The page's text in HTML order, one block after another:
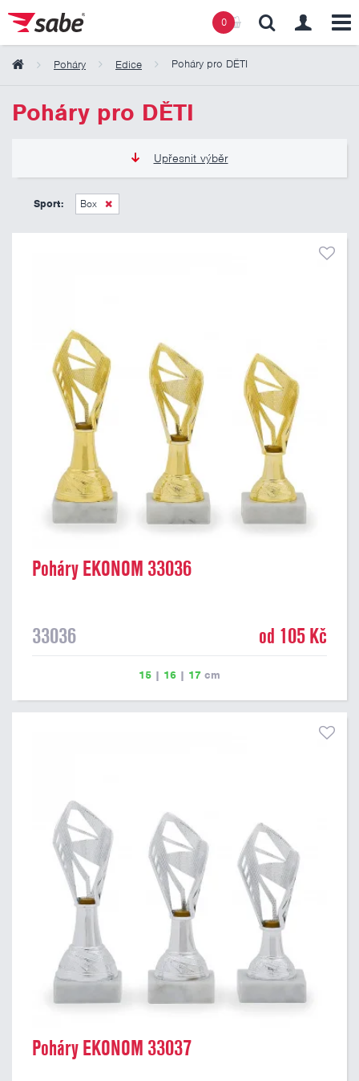
0
Poháry Edice Poháry pro DĚTI
Poháry pro DĚTI
Upřesnit výběr
105 Kč
Sport: Box
Poháry EKONOM 33036
33036 od 105 Kč
15 | 16 | 17 cm
Poháry EKONOM 33037
Obsah košíku